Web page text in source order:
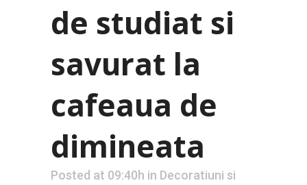
de studiat si
savurat la
cafeaua de
dimineata
Posted at 09:40h in Decoratiuni si